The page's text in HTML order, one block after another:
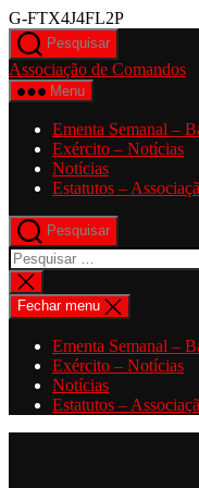
G-FTX4J4FL2PSaltar
conteúdo
Pesquisar
Associação de Comandos
Menu
Ementa Semanal –
Exército – Notícias
Notícias
Estatutos –
Pesquisar
Pesquisar
por:
Fechar
pesquisa
Fechar menu
Ementa Semanal –
Exército – Notícias
Notícias
Estatutos –